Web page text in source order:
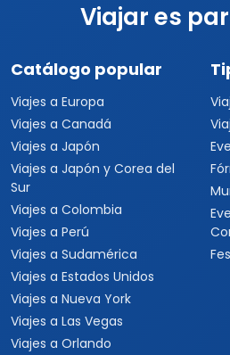
Viajar es
Catálogo popular
Viajes a Europa
Viajes a Canadá
Viajes a Japón
Viajes a Japón y Corea del
Sur
Viajes a Colombia
Viajes a Perú
Viajes a Sudamérica
Viajes a Estados Unidos
Viajes a Nueva York
Viajes a Las Vegas
Viajes a Orlando